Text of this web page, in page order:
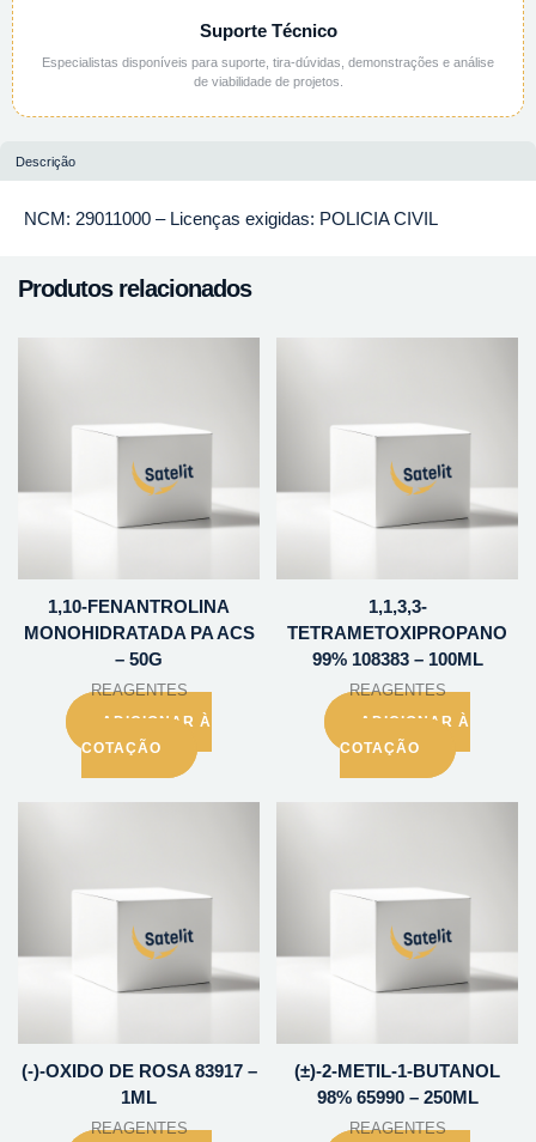
Suporte Técnico
Especialistas disponíveis para suporte, tira-dúvidas, demonstrações e análise
de viabilidade de projetos.
Descrição
NCM: 29011000 – Licenças exigidas: POLICIA CIVIL
Produtos relacionados
1,10-FENANTROLINA
MONOHIDRATADA PA ACS
– 50G
REAGENTES
ADICIONAR À
COTAÇÃO
1,1,3,3-
TETRAMETOXIPROPANO
99% 108383 – 100ML
REAGENTES
ADICIONAR À
COTAÇÃO
(-)-OXIDO DE ROSA 83917 –
1ML
REAGENTES
(±)-2-METIL-1-BUTANOL
98% 65990 – 250ML
REAGENTES